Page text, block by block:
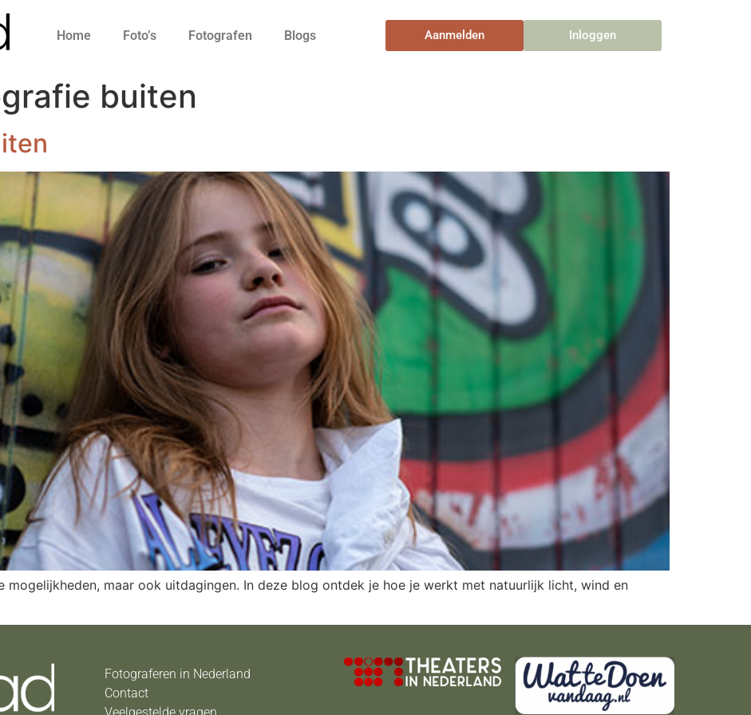
Home Foto’s Fotografen Blogs Aanmelden Inloggen
buiten
maar ook uitdagingen. In deze blog ontdek je hoe je werkt met natuurlijk licht, wind en
Fotograferen in Nederland
Contact